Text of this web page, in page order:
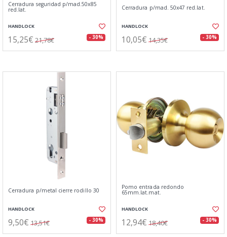
Cerradura seguridad p/mad.50x85
red.lat.
HANDLOCK
15,25€ 21,78€ - 30%
Cerradura p/mad. 50x47 red.lat.
HANDLOCK
10,05€ 14,35€ - 30%
Cerradura p/metal cierre rodillo 30
HANDLOCK
9,50€ 13,51€ - 30%
Pomo entrada redondo
65mm.lat.mat.
HANDLOCK
12,94€ 18,40€ - 30%